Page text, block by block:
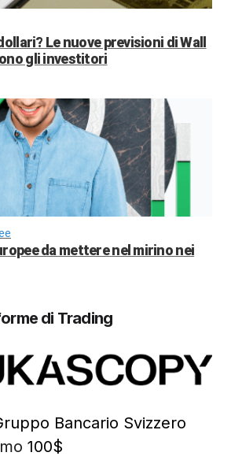
Le nuove previsioni di Wall
gli investitori
da mettere nel mirino nei
di Trading
Bancario Svizzero
100$